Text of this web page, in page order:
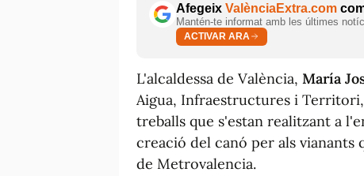
Afegeix ValènciaExtra.com
Mantén-te informat amb les últimes
ACTIVAR ARA
L'alcaldessa de València, María
Aigua, Infraestructures i Territori,
treballs que s'estan realitzant a
creació del canó per als vianants
de Metrovalencia.